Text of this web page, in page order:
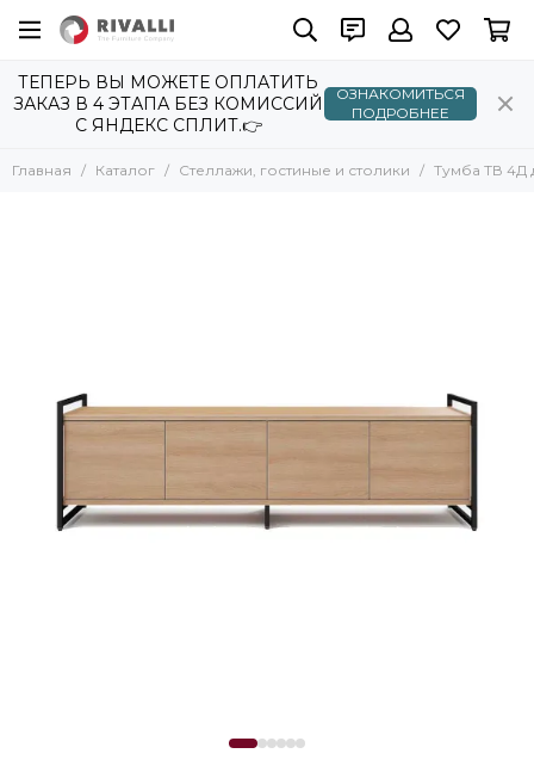
ТЕПЕРЬ ВЫ МОЖЕТЕ ОПЛАТИТЬ
ЗАКАЗ В 4 ЭТАПА БЕЗ КОМИССИЙ
С ЯНДЕКС СПЛИТ.👉
ОЗНАКОМИТЬСЯ
ПОДРОБНЕЕ
Главная Каталог Стеллажи, гостиные и столики Тумба ТВ 4Д